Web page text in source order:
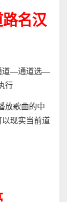
名汉
道—通道选—
行
放歌曲的中
现实当前道